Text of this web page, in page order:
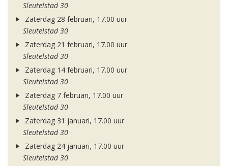
Sleutelstad 30
Zaterdag 28 februari, 17.00 uur
Sleutelstad 30
Zaterdag 21 februari, 17.00 uur
Sleutelstad 30
Zaterdag 14 februari, 17.00 uur
Sleutelstad 30
Zaterdag 7 februari, 17.00 uur
Sleutelstad 30
Zaterdag 31 januari, 17.00 uur
Sleutelstad 30
Zaterdag 24 januari, 17.00 uur
Sleutelstad 30